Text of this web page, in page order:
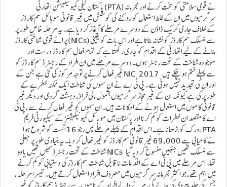
پاکستان ٹیلی کمیونیکیشن اتھارٹی (PTA) نے قومی سلامتی کو سخت کرنے اور مجرمانہ
سرگرمیوں میں ان کے غلط استعمال کو روکنے کی کوشش میں غیر قانونی موبائل سم کارڈز
کے خلاف جاری کریک ڈاؤن کے دوسرے مرحلے کا آغاز کر دیا ہے۔ یہ مرحلہ خاص طور پر
پرانے قومی شناختی کارڈز (NICs) سے منسلک سم کارڈز کو نشانہ بناتا ہے اور اس بات کو یقینی
بنانے کے لیے اتھارٹی کے اقدام کو جاری رکھتا ہے کہ تمام فعال سم کارڈز درست اور
موجودہ شناخت کے تحت رجسٹر ہوں۔ دوسرے مرحلے میں ان افراد کے رجسٹرڈ سم کارڈز کو
غیر فعال کرنے پر توجہ مرکوز کی گئی ہے جن کے NIC 2017 سے پہلے ختم ہو چکے ہیں
اور ان کی تجدید نہیں ہوئی ہے۔ پی ٹی اے نے ان سموں کی شناخت ایک ممکنہ خطرے کے
طور پر کی ہے کیونکہ ان کے غیر مجاز سرگرمیوں بشمول مالی فراڈ، دہشت گردی اور دیگر غیر
قانونی کاموں میں استعمال ہونے کے امکانات ہیں۔ ان سموں کو غیر فعال کرنے سے، پی ٹی
اے کا مقصد ان خطرات کو کم کرنا اور پاکستان میں موبائل کمیونیکیشنز کے سیکیورٹی فریم
ورک کو بڑھانا ہے۔ اس اقدام کے پہلے مرحلے میں، جو 16 اگست کو شروع ہوا، PTA
نے کامیابی سے 69,000 غیر قانونی سم کارڈز کو غیر فعال کر دیا۔ یہ بنیادی طور پر جعلی
شناخت کے تحت رجسٹرڈ سمیں تھیں یا وہ NICs سے منسلک تھیں جنہیں منسوخ کر دیا گیا
تھا۔ اس مرحلے میں پی ٹی اے کے اقدامات ناقابل شناخت سم کارڈز کی دستیابی کو کم کرنے
میں اہم تھے، جو اکثر مجرمانہ سرگرمیوں میں مصروف افراد استعمال کرتے ہیں۔ تیسرا مرحلہ،